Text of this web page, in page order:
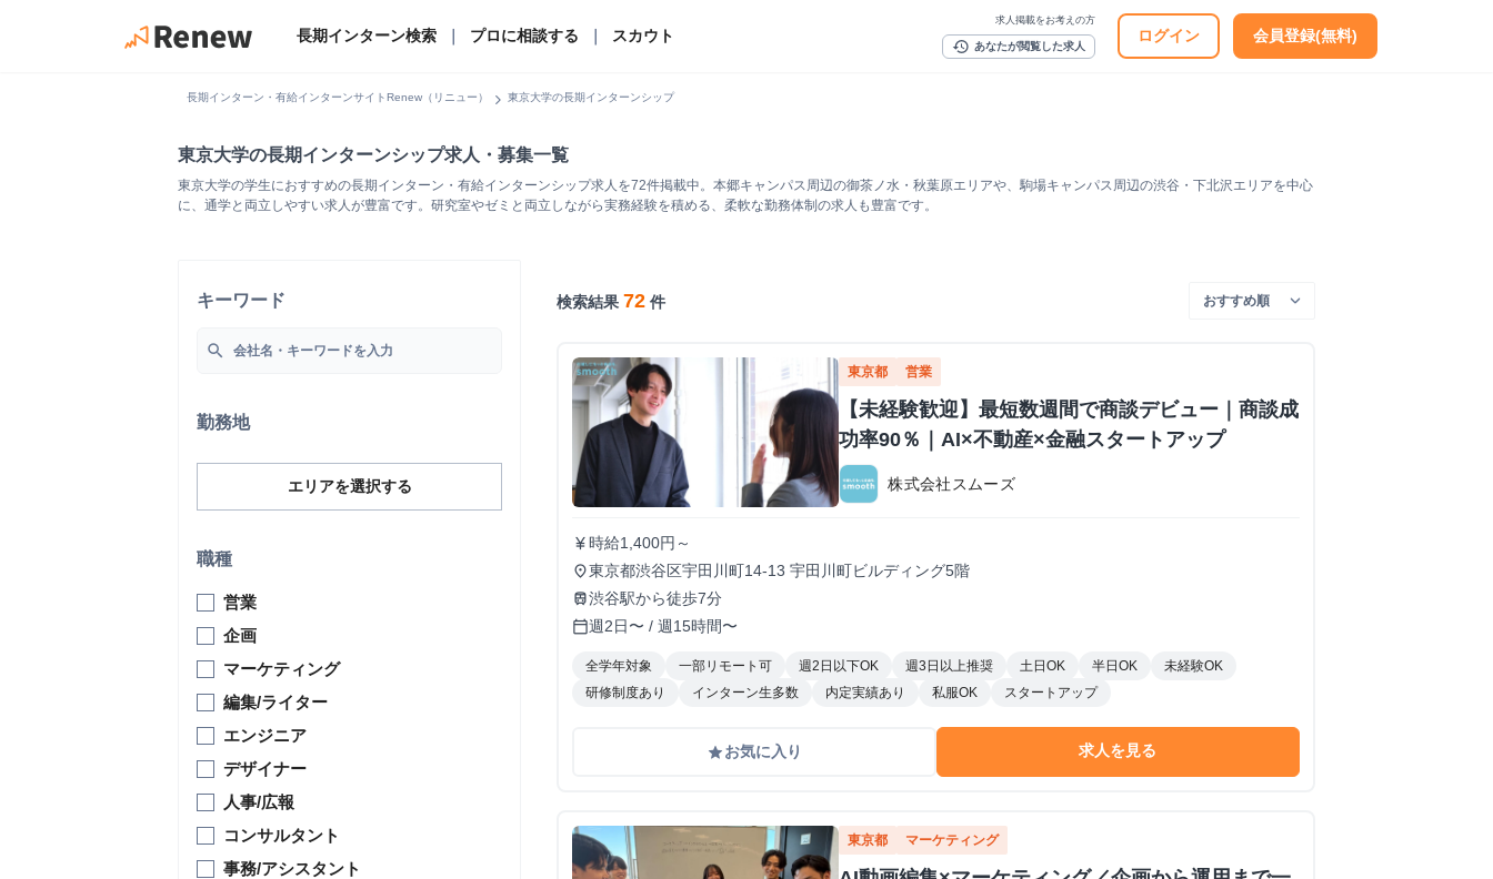
長期インターン検索 プロに相談する スカウト
求人掲載をお考えの方
history あなたが閲覧した求人
ログイン 会員登録(無料)
長期インターン・有給インターンサイトRenew（リニュー） chevron_right 東京大学の長期インターンシップ
東京大学の長期インターンシップ求人・募集一覧
東京大学の学生におすすめの長期インターン・有給インターンシップ求人を72件掲載中。本郷キャンパス周辺の御茶ノ水・秋葉原エリアや、駒場キャンパス周辺の渋谷・下北沢エリアを中心
に、通学と両立しやすい求人が豊富です。研究室やゼミと両立しながら実務経験を積める、柔軟な勤務体制の求人も豊富です。
キーワード
search
勤務地
エリアを選択する
職種
営業
企画
マーケティング
編集/ライター
エンジニア
デザイナー
人事/広報
コンサルタント
事務/アシスタント
検索結果72 件
東京都 営業
【未経験歓迎】最短数週間で商談デビュー｜商談成
功率90％｜AI×不動産×金融スタートアップ
株式会社スムーズ
currency_yen時給1,400円～
place東京都渋谷区宇田川町14-13 宇田川町ビルディング5階
train渋谷駅から徒歩7分
calendar_today週2日〜 / 週15時間〜
全学年対象 一部リモート可 週2日以下OK 週3日以上推奨 土日OK 半日OK
未経験OK
研修制度あり
インターン生多数 内定実績あり 私服OK スタートアップ
gradeお気に入り 求人を見る
東京都 マーケティング